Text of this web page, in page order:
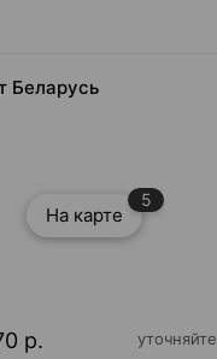
Беларусь
На карте
5
р. уточняйте